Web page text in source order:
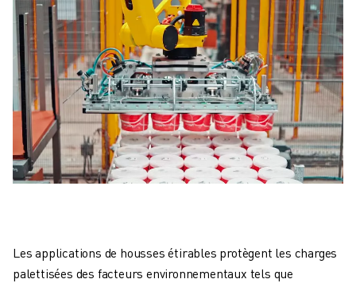
Les applications de housses étirables protègent les charges
palettisées des facteurs environnementaux tels que